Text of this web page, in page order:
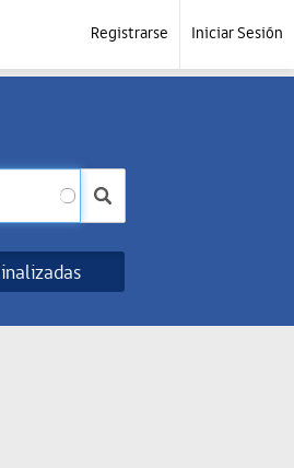
Registrarse Iniciar Sesión